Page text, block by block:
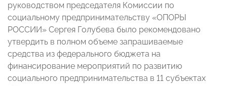
руководством председателя Комиссии по
социальному предпринимательству «ОПОРЫ
РОССИИ» Сергея Голубева было рекомендовано
утвердить в полном объеме запрашиваемые
средства из федерального бюджета на
финансирование мероприятий по развитию
социального предпринимательства в 11 субъектах